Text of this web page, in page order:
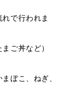
で行われま
ご丼など）
ぼこ、ねぎ、